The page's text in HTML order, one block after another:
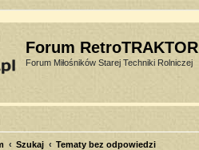
Forum RetroTRAKTOR
Forum Miłośników Starej Techniki Rolniczej
Szukaj Tematy bez odpowiedzi